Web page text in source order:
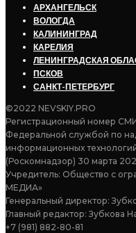
АРХАНГЕЛЬСК
ВОЛОГДА
КАЛИНИНГРАД
КАРЕЛИЯ
ЛЕНИНГРАДСКАЯ
ПСКОВ
САНКТ-ПЕТЕРБУРГ
©2022 NEVSKIY.PRO
Регистрационный номер
Федеральной службой по
информационных
(Роскомнадзор) 30 марта
Учредитель: Общество с
МЕДИА»
Генеральный директор:
Главный редактор: Зубкова
+7 (981) 882-80-81